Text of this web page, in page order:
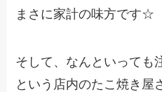
まさに家計の味方です☆
そして、なんといっても
という店内のたこ焼き屋